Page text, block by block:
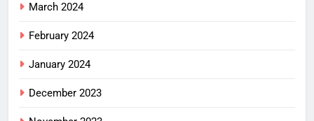
March 2024
February 2024
January 2024
December 2023